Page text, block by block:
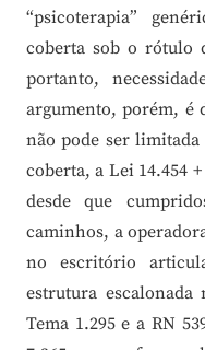
“psicoterapia”
coberta sob o rótulo
portanto,
argumento, porém, é
não pode ser limitada
coberta, a Lei 14.454
desde que
caminhos, a
no escritório
estrutura
Tema 1.295 e a RN